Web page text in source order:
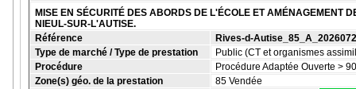
MISE EN SÉCURITÉ DES ABORDS DE L'ÉCOLE ET AMÉNAGEMENT
NIEUL-SUR-L'AUTISE.
Référence
Rives-d-
Type de marché / Type de prestation
Public (CT et organismes
Procédure
Procédure Adaptée Ouverte >
Zone(s) géo. de la prestation
85 Vendée